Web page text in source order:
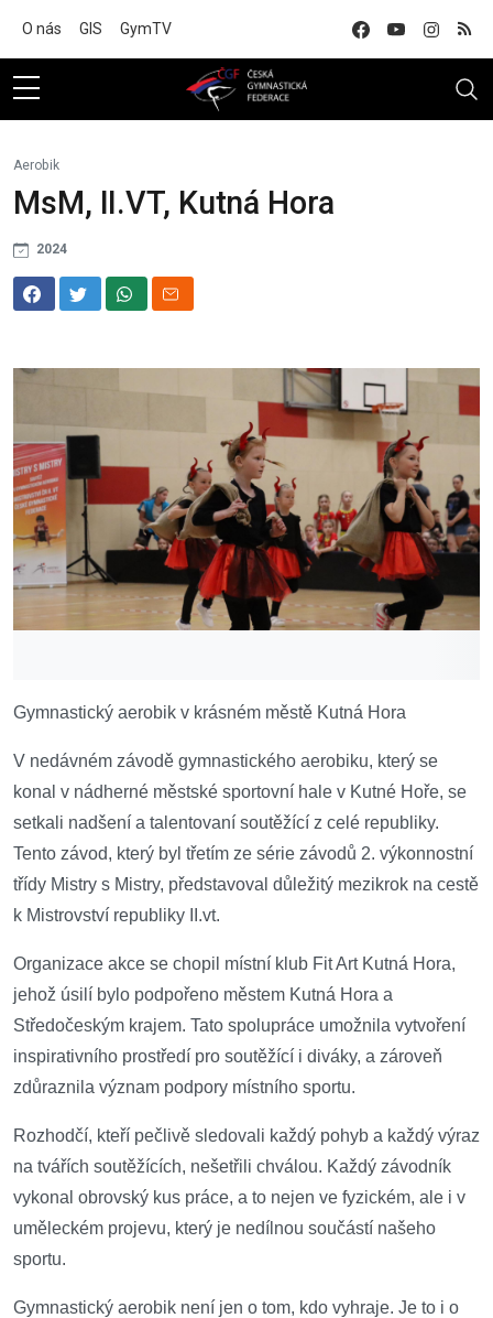
O nás GIS GymTV
Aerobik
MsM, II.VT, Kutná Hora
2024
Gymnastický aerobik v krásném městě Kutná Hora
V nedávném závodě gymnastického aerobiku, který se
konal v nádherné městské sportovní hale v Kutné Hoře, se
setkali nadšení a talentovaní soutěžící z celé republiky.
Tento závod, který byl třetím ze série závodů 2. výkonnostní
třídy Mistry s Mistry, představoval důležitý mezikrok na cestě
k Mistrovství republiky
II.vt.
Organizace akce se chopil místní klub Fit Art Kutná Hora,
jehož úsilí bylo podpořeno městem Kutná Hora a
Středočeským krajem. Tato spolupráce umožnila vytvoření
inspirativního prostředí pro soutěžící i diváky, a zároveň
zdůraznila význam podpory místního sportu.
Rozhodčí, kteří pečlivě sledovali každý pohyb a každý výraz
na tvářích soutěžících, nešetřili chválou. Každý závodník
vykonal obrovský kus práce, a to nejen ve fyzickém, ale i v
uměleckém projevu, který je nedílnou součástí našeho
sportu.
Gymnastický aerobik není jen o tom, kdo vyhraje. Je to i o